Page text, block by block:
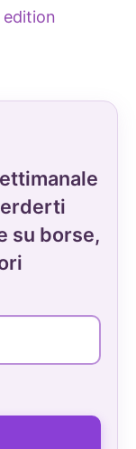
edition
su borse,